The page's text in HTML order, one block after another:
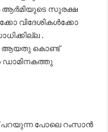
ആർമിയുടെ സുരക്ഷ
വിദേശികൾക്കോ
.
ആയതു കൊണ്ട്
പറയുന്ന പോലെ റംസാൻ